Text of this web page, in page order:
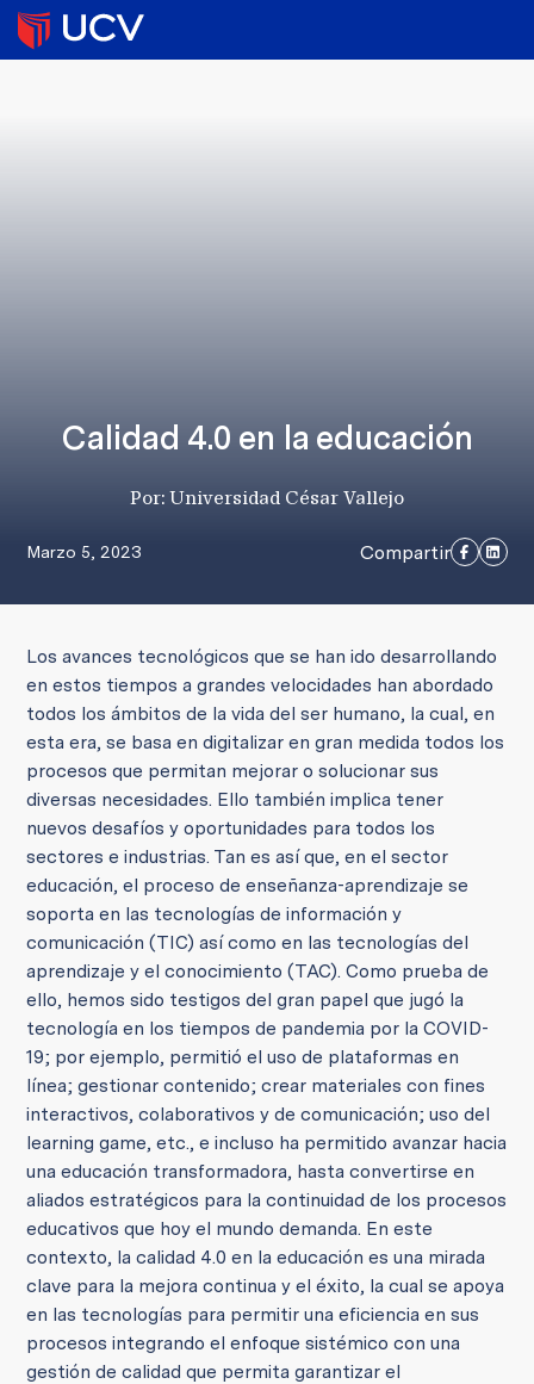
Calidad 4.0 en la educación
Por: Universidad César Vallejo
Marzo 5, 2023 Compartir
Los avances tecnológicos que se han ido desarrollando
en estos tiempos a grandes velocidades han abordado
todos los ámbitos de la vida del ser humano, la cual, en
esta era, se basa en digitalizar en gran medida todos los
procesos que permitan mejorar o solucionar sus
diversas necesidades. Ello también implica tener
nuevos desafíos y oportunidades para todos los
sectores e industrias. Tan es así que, en el sector
educación, el proceso de enseñanza-aprendizaje se
soporta en las tecnologías de información y
comunicación (TIC) así como en las tecnologías del
aprendizaje y el conocimiento (TAC). Como prueba de
ello, hemos sido testigos del gran papel que jugó la
tecnología en los tiempos de pandemia por la COVID-
19; por ejemplo, permitió el uso de plataformas en
línea; gestionar contenido; crear materiales con fines
interactivos, colaborativos y de comunicación; uso del
learning game, etc., e incluso ha permitido avanzar hacia
una educación transformadora, hasta convertirse en
aliados estratégicos para la continuidad de los procesos
educativos que hoy el mundo demanda. En este
contexto, la calidad 4.0 en la educación es una mirada
clave para la mejora continua y el éxito, la cual se apoya
en las tecnologías para permitir una eficiencia en sus
procesos integrando el enfoque sistémico con una
gestión de calidad que permita garantizar el